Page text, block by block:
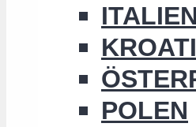
ITALIEN
POLEN